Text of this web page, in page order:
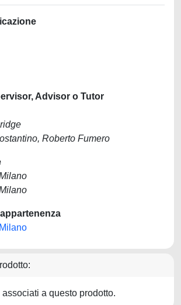
Advisor o Tutor
Roberto Fumero
a questo prodotto.